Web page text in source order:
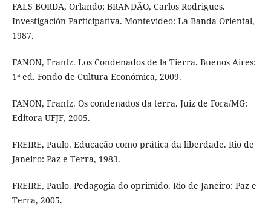
FALS BORDA, Orlando; BRANDÃO, Carlos Rodrigues.
Investigación Participativa. Montevideo: La Banda Oriental,
1987.
FANON, Frantz. Los Condenados de la Tierra. Buenos Aires:
1ª ed. Fondo de Cultura Económica, 2009.
FANON, Frantz. Os condenados da terra. Juiz de Fora/MG:
Editora UFJF, 2005.
FREIRE, Paulo. Educação como prática da liberdade. Rio de
Janeiro: Paz e Terra, 1983.
FREIRE, Paulo. Pedagogia do oprimido. Rio de Janeiro: Paz e
Terra, 2005.